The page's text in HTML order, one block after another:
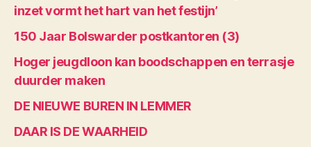
inzet vormt het hart van het festijn’
150 Jaar Bolswarder postkantoren (3)
Hoger jeugdloon kan boodschappen en terrasje
duurder maken
DE NIEUWE BUREN IN LEMMER
DAAR IS DE WAARHEID